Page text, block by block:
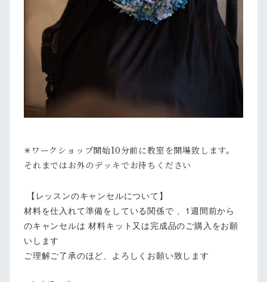
✳︎ワークショップ開始10分前に教室を開場致します。
それまではお外のデッキでお待ちください
【レッスンのキャンセルについて】
材料を仕入れて準備をしている関係で 、1週間前から
のキャンセルは 材料キット又は完成品のご購入をお願
いします
ご理解ご了承のほど、よろしくお願い致します